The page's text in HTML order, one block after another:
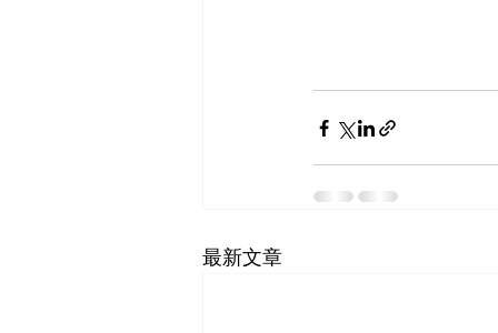
最新文章